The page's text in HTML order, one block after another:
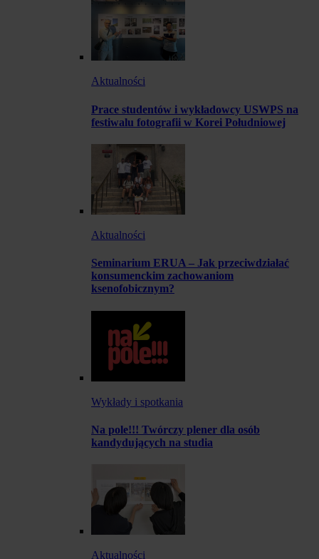
Aktualności
Prace studentów i wykładowcy USWPS na
festiwalu fotografii w Korei Południowej
Aktualności
Seminarium ERUA – Jak przeciwdziałać
konsumenckim zachowaniom
ksenofobicznym?
Wykłady i spotkania
Na pole!!! Twórczy plener dla osób
kandydujących na studia
Aktualności